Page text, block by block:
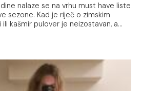
nalaze se na vrhu must have liste
sezone. Kad je riječ o zimskim
kašmir pulover je neizostavan, a...